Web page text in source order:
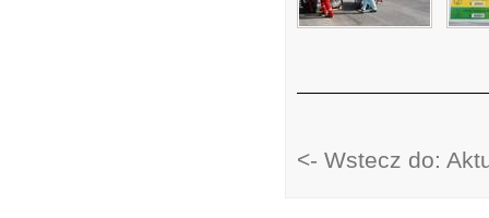
<- Wstecz do: